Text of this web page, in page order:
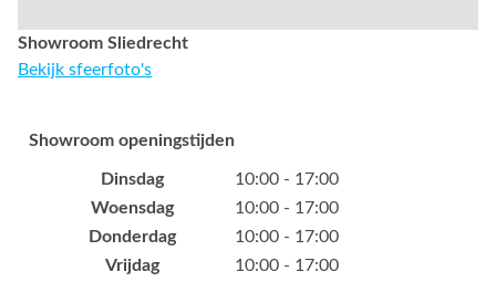
Showroom Sliedrecht
Bekijk sfeerfoto's
Showroom openingstijden
Dinsdag
10:00 - 17:00
Woensdag
10:00 - 17:00
Donderdag
10:00 - 17:00
Vrijdag
10:00 - 17:00